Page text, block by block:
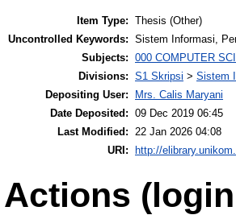
Item Type: Thesis (Other)
Uncontrolled Keywords: Sistem Informasi,
Subjects: 000 COMPUTER
Divisions: S1 Skripsi > Sistem
Depositing User:
Mrs. Calis Maryani
Date Deposited: 09 Dec 2019 06:45
Last Modified:
22 Jan 2026 04:08
URI:
http://
Actions